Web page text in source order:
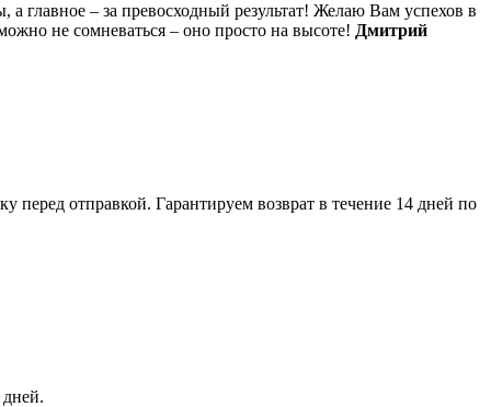
главное – за превосходный результат! Желаю Вам успехов в
не сомневаться – оно просто на высоте! Дмитрий
отправкой. Гарантируем возврат в течение 14 дней по